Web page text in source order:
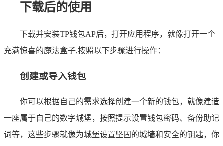
下载后的使用
下载并安装TP钱包AP后，打开应用程序，就像打开一个
充满惊喜的魔法盒子,按照以下步骤进行操作：
创建或导入钱包
你可以根据自己的需求选择创建一个新的钱包，就像建造
一座属于自己的数字城堡，按照提示设置钱包密码、备份助记
词等，这些步骤就像为城堡设置坚固的城墙和安全的钥匙，你